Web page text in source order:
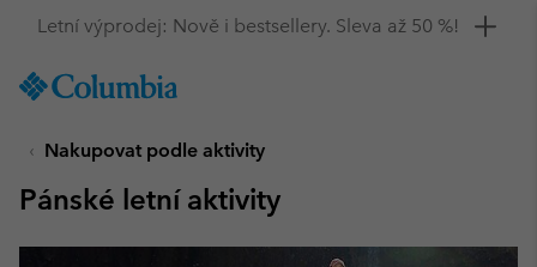
TO
SKIP
MAIN
Získejte 10% slevu
Nakupovat podle aktivity
Pánské letní aktivity